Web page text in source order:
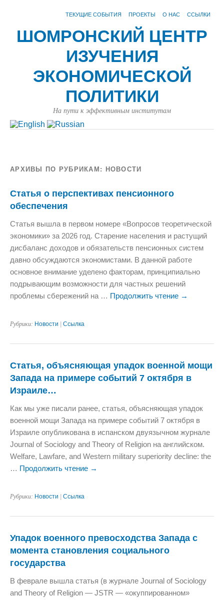
ТЕКУЩИЕ СОБЫТИЯ ПРОЕКТЫ О НАС ССЫЛКИ
ШОМРОНСКИЙ ЦЕНТР
ИЗУЧЕНИЯ
ЭКОНОМИЧЕСКОЙ
ПОЛИТИКИ
На пути к эффективным институтам
АРХИВЫ ПО РУБРИКАМ: НОВОСТИ
Статья о перспективах пенсионного
обеспечения
Статья вышла в первом номере «Вопросов теоретической
экономики» за 2026 год. Старение населения и растущий
дисбаланс доходов и обязательств пенсионных систем
давно обсуждаются экономистами. В данной работе
основное внимание уделено факторам, принципиально
подрывающим возможности для частных решений
проблемы сбережений на … Продолжить чтение →
Рубрики: Новости Ссылка
Статья, объясняющая упадок военной мощи
Запада на примере событий 7 октября в
Израиле…
Как мы уже писали ранее, статья, объясняющая упадок
военной мощи Запада на примере событий 7 октября в
Израиле опубликована в испанском двуязычном журнале
Journal of Sociology and Theory of Religion на английском.
Welfare, Lawfare, and Western military superiority decline: the
… Продолжить чтение →
Рубрики: Новости Ссылка
Упадок военного превосходства Запада с
момента становления социального
государства
В феврале вышла статья (в журнале Journal of Sociology
and Theory of Religion — JSTR — «окуппированном»